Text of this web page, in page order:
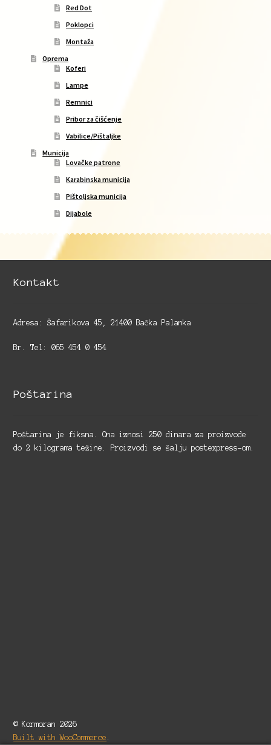
Red Dot
Poklopci
Montaža
Oprema
Koferi
Lampe
Remnici
Pribor za čišćenje
Vabilice/Pištaljke
Municija
Lovačke patrone
Karabinska municija
Pištoljska municija
Dijabole
Kontakt
Adresa: Šafarikova 45, 21400 Bačka Palanka
Br. Tel: 065 454 0 454
Poštarina
Poštarina je fiksna. Ona iznosi 250 dinara za proizvode
do 2 kilograma težine. Proizvodi se šalju postexpress-om.
© Kormoran 2026
Built with WooCommerce .